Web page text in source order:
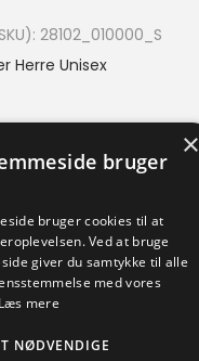
28102_010000_S
Herre Unisex
information
×
bruger
bruger cookies til at
Ved at bruge
giver du samtykke til alle
med vores
Læs mere
NØDVENDIGE